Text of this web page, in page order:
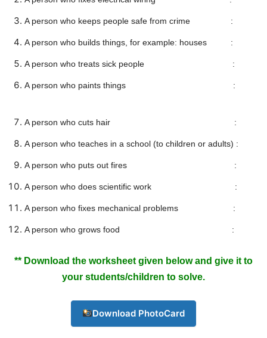
Champs21
A person who keeps people safe from crime :
A person who builds things, for example: houses :
A person who treats sick people :
A person who paints things :
A person who cuts hair :
A person who teaches in a school (to children or adults) :
A person who puts out fires :
A person who does scientific work :
A person who fixes mechanical problems :
A person who grows food :
** Download the worksheet given below and give it to
your students/children to solve.
Download PhotoCard